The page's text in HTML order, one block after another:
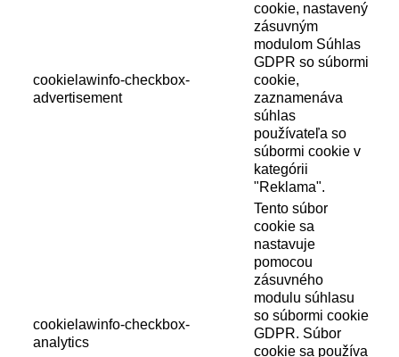
cookielawinfo-checkbox-
advertisement
cookie, nastavený
zásuvným
modulom Súhlas
GDPR so súbormi
cookie,
zaznamenáva
súhlas
používateľa so
súbormi cookie v
kategórii
"Reklama".
cookielawinfo-checkbox-
analytics
Tento súbor
cookie sa
nastavuje
pomocou
zásuvného
modulu súhlasu
so súbormi cookie
GDPR. Súbor
cookie sa používa